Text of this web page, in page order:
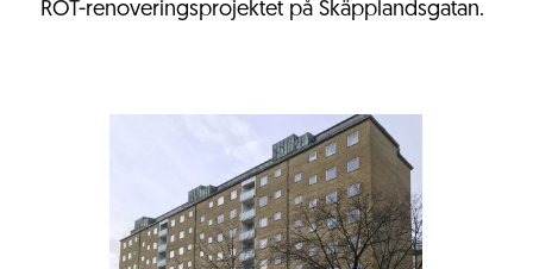
ROT-renoveringsprojektet på Skäpplandsgatan.